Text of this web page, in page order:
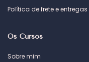
Política de frete e entregas
Os Cursos
Sobre mim